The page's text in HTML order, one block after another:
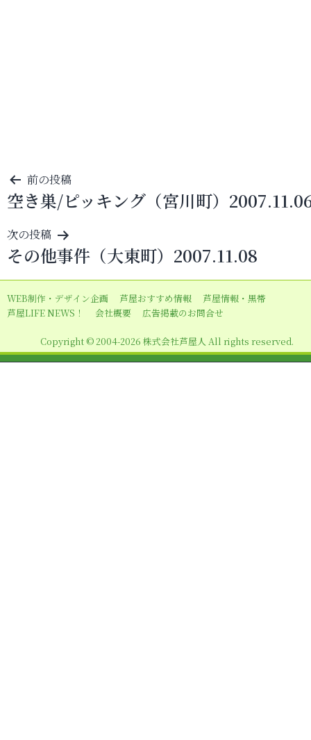
投
稿
ナ
ビ
ゲ
ー
シ
ン
前の投稿
空き巣/ピッキング（宮川町）
次の投稿
その他事件（大東町）2007.11.08
WEB制作・デザイン企画 芦屋おすすめ情報
芦屋情報・黒帯
芦屋LIFE NEWS！
会社概要 広告掲載のお問合せ
Copyright © 2004-2026 株式会社芦屋人 All rights reserved.